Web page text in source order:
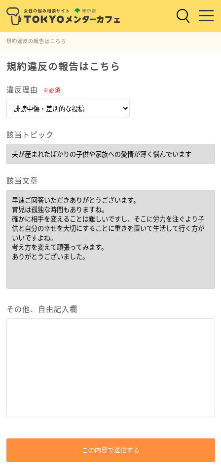
規約違反の報告はこちら
規約違反の報告はこちら
違反理由 ※必須
該当トピック
該当文章
その他、自由記入欄
この内容で送信する